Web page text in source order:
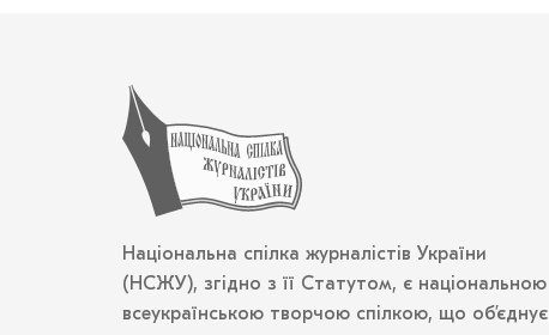
Національна спілка журналістів України
(НСЖУ), згідно з її Статутом, є національною
всеукраїнською творчою спілкою, що об’єднує